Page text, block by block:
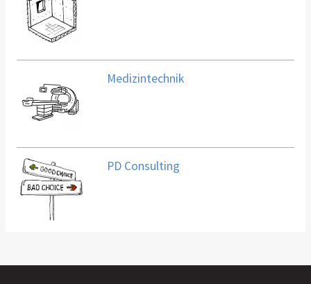
Medizintechnik
PD Consulting